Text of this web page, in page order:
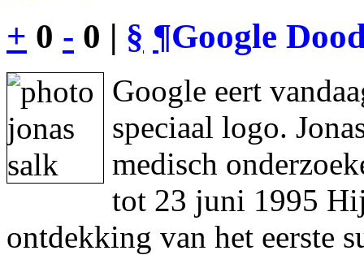
+ 0 - 0 | § ¶Google
Google eert
speciaal logo.
medisch
tot 23 juni 1995
ontdekking van het eerste